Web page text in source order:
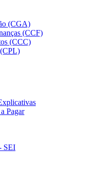
(CGA)
(CCF)
(CCC)
Pagar
SEI